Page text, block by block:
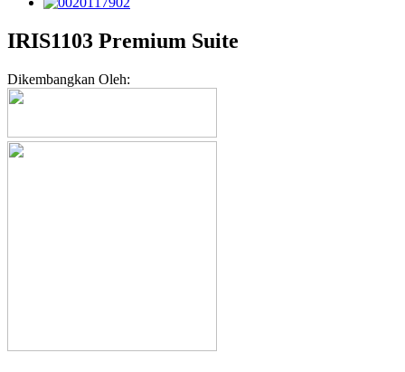
IRIS1103 Premium Suite
Dikembangkan Oleh: